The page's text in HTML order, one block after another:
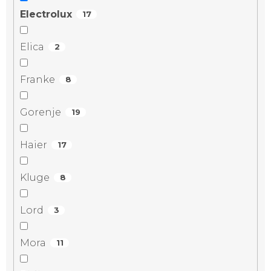
Electrolux 17
Elica 2
Franke 8
Gorenje 19
Haier 17
Kluge 8
Lord 3
Mora 11